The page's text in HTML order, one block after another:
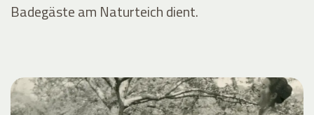
Badegäste am Naturteich dient.